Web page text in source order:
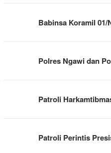
Babinsa Koramil
Polres Ngawi dan
Patroli
Patroli Perintis